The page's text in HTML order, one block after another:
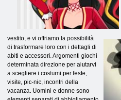
vestito, e vi offriamo la possibilità
di trasformare loro con i dettagli di
abiti e accessori. Argomenti giochi
determinata direzione per aiutarvi
a scegliere i costumi per feste,
visite, pic-nic, incontri della
vacanza. Uomini e donne sono